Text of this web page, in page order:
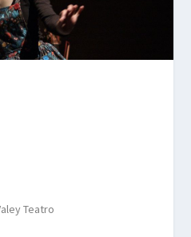
Teatro